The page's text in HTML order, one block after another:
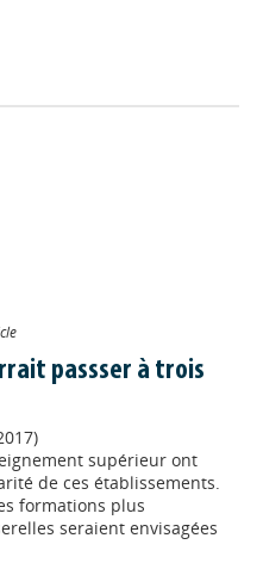
passser à trois
supérieur ont
de ces établissements.
formations plus
seraient envisagées